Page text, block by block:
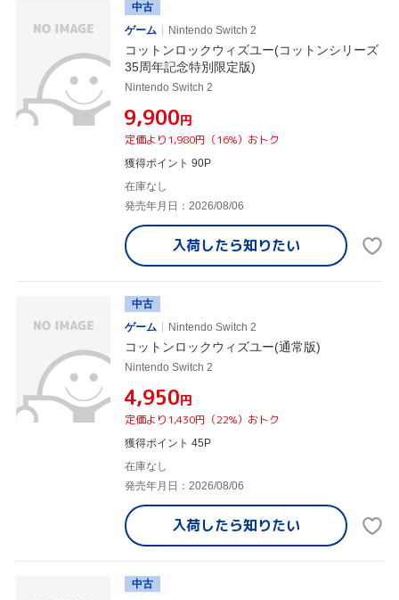
中古
ゲーム
Nintendo Switch 2
コットンロックウィズユー(コットンシリーズ
35周年記念特別限定版)
Nintendo Switch 2
¥9,900円
定価より1,980円（16%）おトク
獲得ポイント 90P
在庫なし
発売年月日：2026/08/06
入荷したら知りたい
中古
ゲーム
Nintendo Switch 2
コットンロックウィズユー(通常版)
Nintendo Switch 2
¥4,950円
定価より1,430円（22%）おトク
獲得ポイント 45P
在庫なし
発売年月日：2026/08/06
入荷したら知りたい
中古